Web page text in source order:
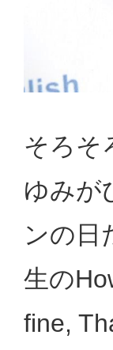
そろそ
ゆみが
ンの日
生の
fine,